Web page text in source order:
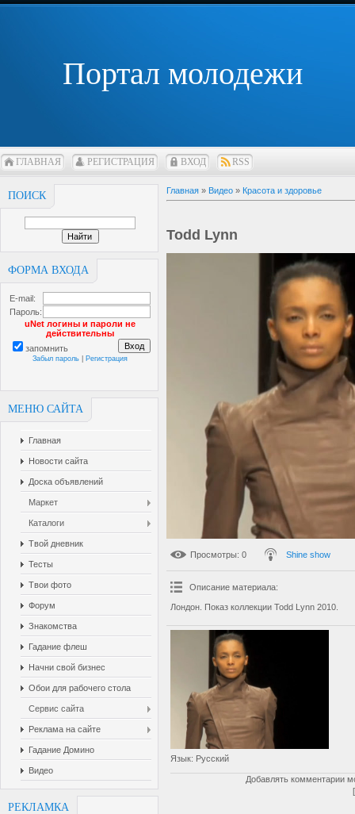
Портал молодежи
ГЛАВНАЯ РЕГИСТРАЦИЯ ВХОД RSS
ПОИСК
ФОРМА ВХОДА
E-mail:
Пароль:
uNet логины и пароли не
действительны
запомнить
Забыл пароль Регистрация
МЕНЮ САЙТА
Главная
Новости сайта
Доска объявлений
Маркет
Каталоги
Твой дневник
Тесты
Твои фото
Форум
Знакомства
Гадание флеш
Начни свой бизнес
Обои для рабочего стола
Сервис сайта
Реклама на сайте
Гадание Домино
Видео
РЕКЛАМКА
Главная » Видео » Красота и здоровье
Todd Lynn
Просмотры: 0 Shine show
Описание материала:
Лондон. Показ коллекции Todd Lynn 2010.
Язык: Русский
Добавлять комментарии